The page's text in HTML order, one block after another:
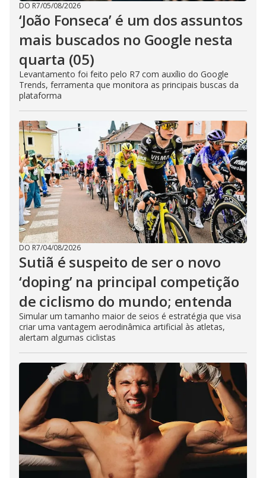
DO R7/05/08/2026
‘João Fonseca’ é um dos assuntos
mais buscados no Google nesta
quarta (05)
Levantamento foi feito pelo R7 com auxílio do Google
Trends, ferramenta que monitora as principais buscas da
plataforma
DO R7/04/08/2026
Sutiã é suspeito de ser o novo
‘doping’ na principal competição
de ciclismo do mundo; entenda
Simular um tamanho maior de seios é estratégia que visa
criar uma vantagem aerodinâmica artificial às atletas,
alertam algumas ciclistas